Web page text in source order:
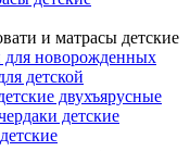
и матрасы детские
для новорожденных
детской
двухъярусные
детские